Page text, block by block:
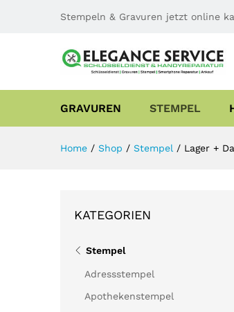
Stempeln & Gravuren jetzt online
GRAVUREN STEMPEL
Home / Shop / Stempel / Lager +
KATEGORIEN
Stempel
Adressstempel
Apothekenstempel